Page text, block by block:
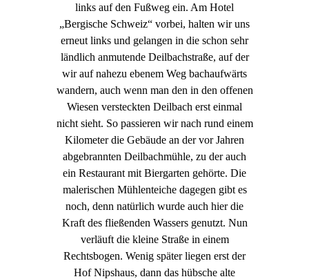
links auf den Fußweg ein. Am Hotel
„Bergische Schweiz“ vorbei, halten wir uns
erneut links und gelangen in die schon sehr
ländlich anmutende Deilbachstraße, auf der
wir auf nahezu ebenem Weg bachaufwärts
wandern, auch wenn man den in den offenen
Wiesen versteckten Deilbach erst einmal
nicht sieht. So passieren wir nach rund einem
Kilometer die Gebäude an der vor Jahren
abgebrannten Deilbachmühle, zu der auch
ein Restaurant mit Biergarten gehörte. Die
malerischen Mühlenteiche dagegen gibt es
noch, denn natürlich wurde auch hier die
Kraft des fließenden Wassers genutzt. Nun
verläuft die kleine Straße in einem
Rechtsbogen. Wenig später liegen erst der
Hof Nipshaus, dann das hübsche alte